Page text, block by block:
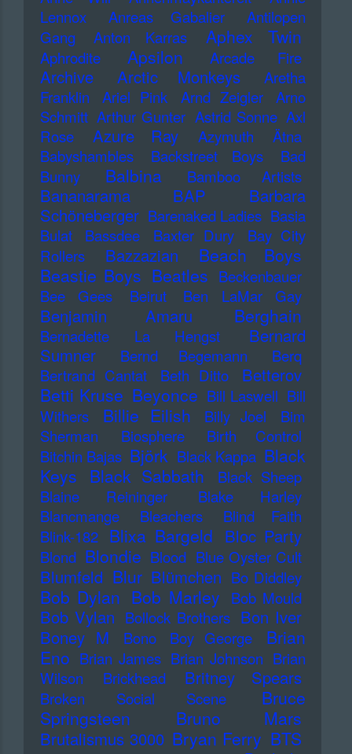
Lennox
Anreas Gabalier
Antilopen
Gang
Anton Karras Aphex Twin
Aphrodite Apsilon Arcade Fire
Archive Arctic Monkeys
Aretha
Franklin
Ariel Pink Arnd Zeigler
Arno
Schmitt Arthur Gunter Astrid Sonne Axl
Rose
Azure Ray Azymuth
Ätna
Babyshambles
Backstreet Boys
Bad
Bunny
Balbina Bamboo Artists
Bananarama BAP
Barbara
Schöneberger Barenaked Ladies Basia
Bulat
Bassdee Baxter Dury
Bay City
Rollers
Bazzazian
Beach Boys
Beastie Boys Beatles Beckenbauer
Bee Gees
Beirut Ben LaMar Gay
Benjamin Amaru Berghain
Bernadette La Hengst
Bernard
Sumner
Bernd Begemann
Berq
Bertrand Cantat
Beth Ditto Betterov
Betti Kruse Beyonce Bill Laswell Bill
Withers
Billie Eilish Billy Joel
Bim
Sherman
Biosphere
Birth Control
Bitchin Bajas Björk Black Kappa Black
Keys Black Sabbath
Black Sheep
Blaine Reininger
Blake Harley
Blancmange
Bleachers
Blind Faith
Blink-182 Blixa Bargeld Bloc Party
Blond Blondie Blood Blue Oyster Cult
Blumfeld Blur Blümchen Bo Diddley
Bob Dylan Bob Marley Bob Mould
Bob Vylan Bollock Brothers Bon Iver
Boney M
Bono Boy George
Brian
Eno Brian James Brian Johnson Brian
Wilson
Brickhead Britney Spears
Broken Social Scene
Bruce
Springsteen
Bruno Mars
Brutalismus 3000 Bryan Ferry BTS